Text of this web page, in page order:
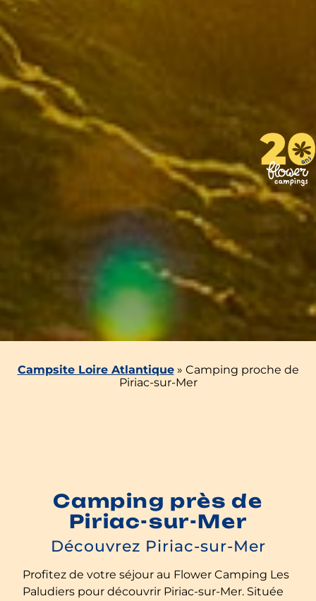
Campsite Loire Atlantique» Camping proche de
Piriac-sur-Mer
Camping près de
Piriac-sur-Mer
Découvrez Piriac-sur-Mer
Profitez de votre séjour au Flower Camping Les
Paludiers pour découvrir Piriac-sur-Mer. Située